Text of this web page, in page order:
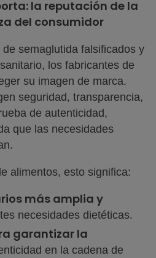
la reputación de la
del consumidor
semaglutida falsificados y
los fabricantes de
su imagen de marca.
seguridad, transparencia,
de autenticidad,
que las necesidades
alimentos, esto significa:
más amplia y
necesidades dietéticas.
garantizar la
en la cadena de